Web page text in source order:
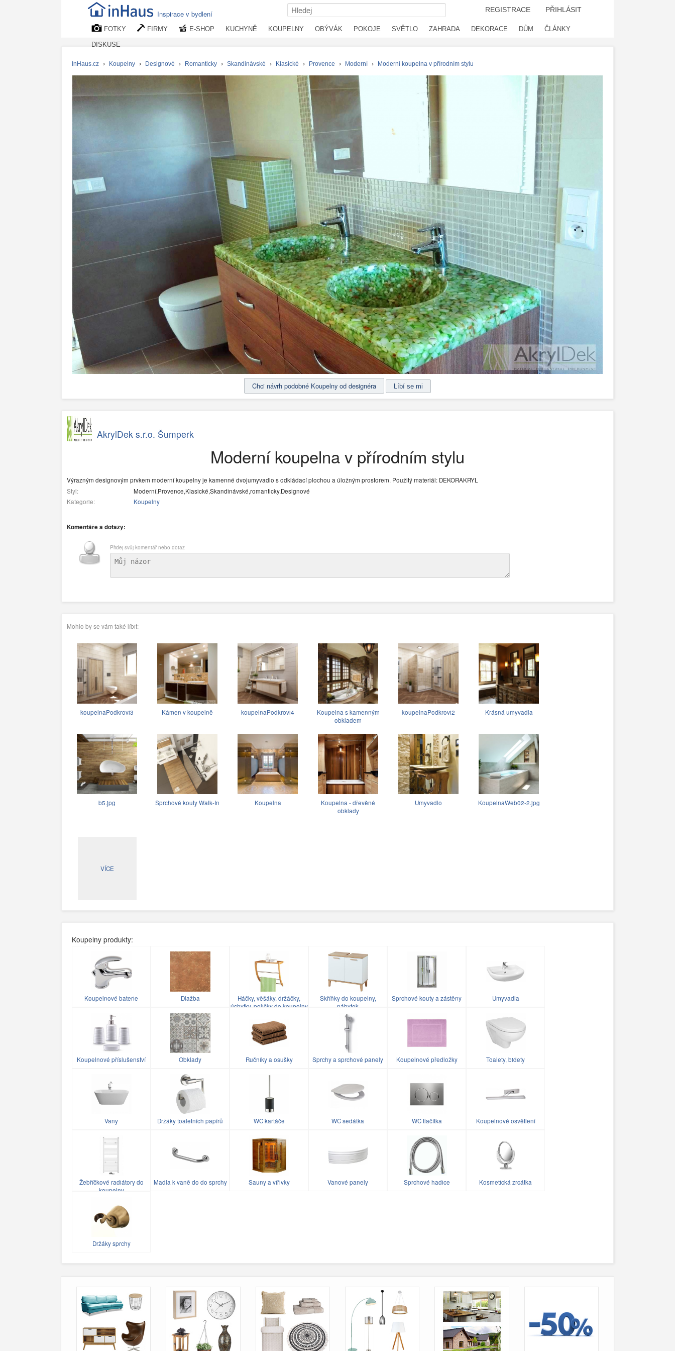
Inspirace v bydlení REGISTRACE PŘIHLÁSIT
FOTKY FIRMY E-SHOP KUCHYNĚ KOUPELNY OBÝVÁK POKOJE SVĚTLO ZAHRADA DEKORACE DŮM ČLÁNKY
DISKUSE
InHaus.cz › Koupelny › Designové › Romanticky › Skandinávské › Klasické › Provence › Moderní › Moderní koupelna v přírodním stylu
Chci návrh podobné Koupelny od designéra
AkrylDek s.r.o. Šumperk
Moderní koupelna v přírodním stylu
Výrazným designovým prvkem moderní koupelny je kamenné dvojumyvadlo s odkládací plochou a úložným prostorem. Použitý materiál: DEKORAKRYL
Styl:
Moderní,Provence,Klasické,Skandinávské,romanticky,Designové
Kategorie:
Koupelny
Komentáře a dotazy:
Přidej svůj komentář nebo dotaz
Mohlo by se vám také líbit:
koupelnaPodkrovi3 Kámen v koupelně koupelnaPodkrovi4
Koupelna s kamenným
obkladem
koupelnaPodkrovi2 Krásná umyvadla
b5.jpg Sprchové kouty Walk-In Koupelna
Koupelna - dřevěné
obklady
Umyvadlo KoupelnaWeb02-2.jpg
VÍCE
Koupelny produkty:
Koupelnové baterie Dlažba
Háčky, věšáky, držáčky,
úchytky, poličky do koupelny
Skříňky do koupelny,
nábytek
Sprchové kouty a zástěny Umyvadla
Koupelnové příslušenství Obklady Ručníky a osušky Sprchy a sprchové panely Koupelnové předložky Toalety, bidety
Vany Držáky toaletních papírů WC kartáče WC sedátka WC tlačítka Koupelnové osvětlení
Žebříčkové radiátory do
koupelny
Madla k vaně do do sprchy Sauny a vířivky Vanové panely Sprchové hadice Kosmetická zrcátka
Držáky sprchy